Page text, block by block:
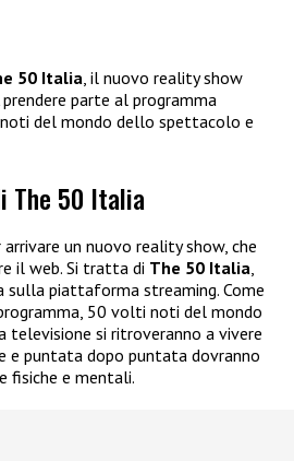
50 Italia, il nuovo reality show
prendere parte al programma
del mondo dello spettacolo e
The 50 Italia
un nuovo reality show, che
il web. Si tratta di The 50 Italia,
sulla piattaforma streaming. Come
50 volti noti del mondo
si ritroveranno a vivere
e puntata dopo puntata dovranno
fisiche e mentali.